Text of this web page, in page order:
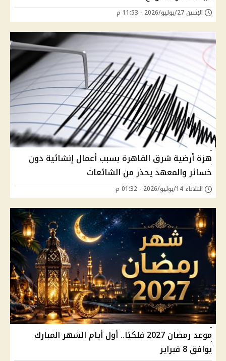
الإثنين 27/يوليو/2026 - 11:53 م
هزة أرضية شرق القاهرة بسبب أعمال إنشائية دون
خسائر والمعهد يحذر من الشائعات
الثلاثاء 14/يوليو/2026 - 01:32 م
موعد رمضان 2027 فلكيًا.. أول أيام الشهر المبارك
يوافق 8 فبراير